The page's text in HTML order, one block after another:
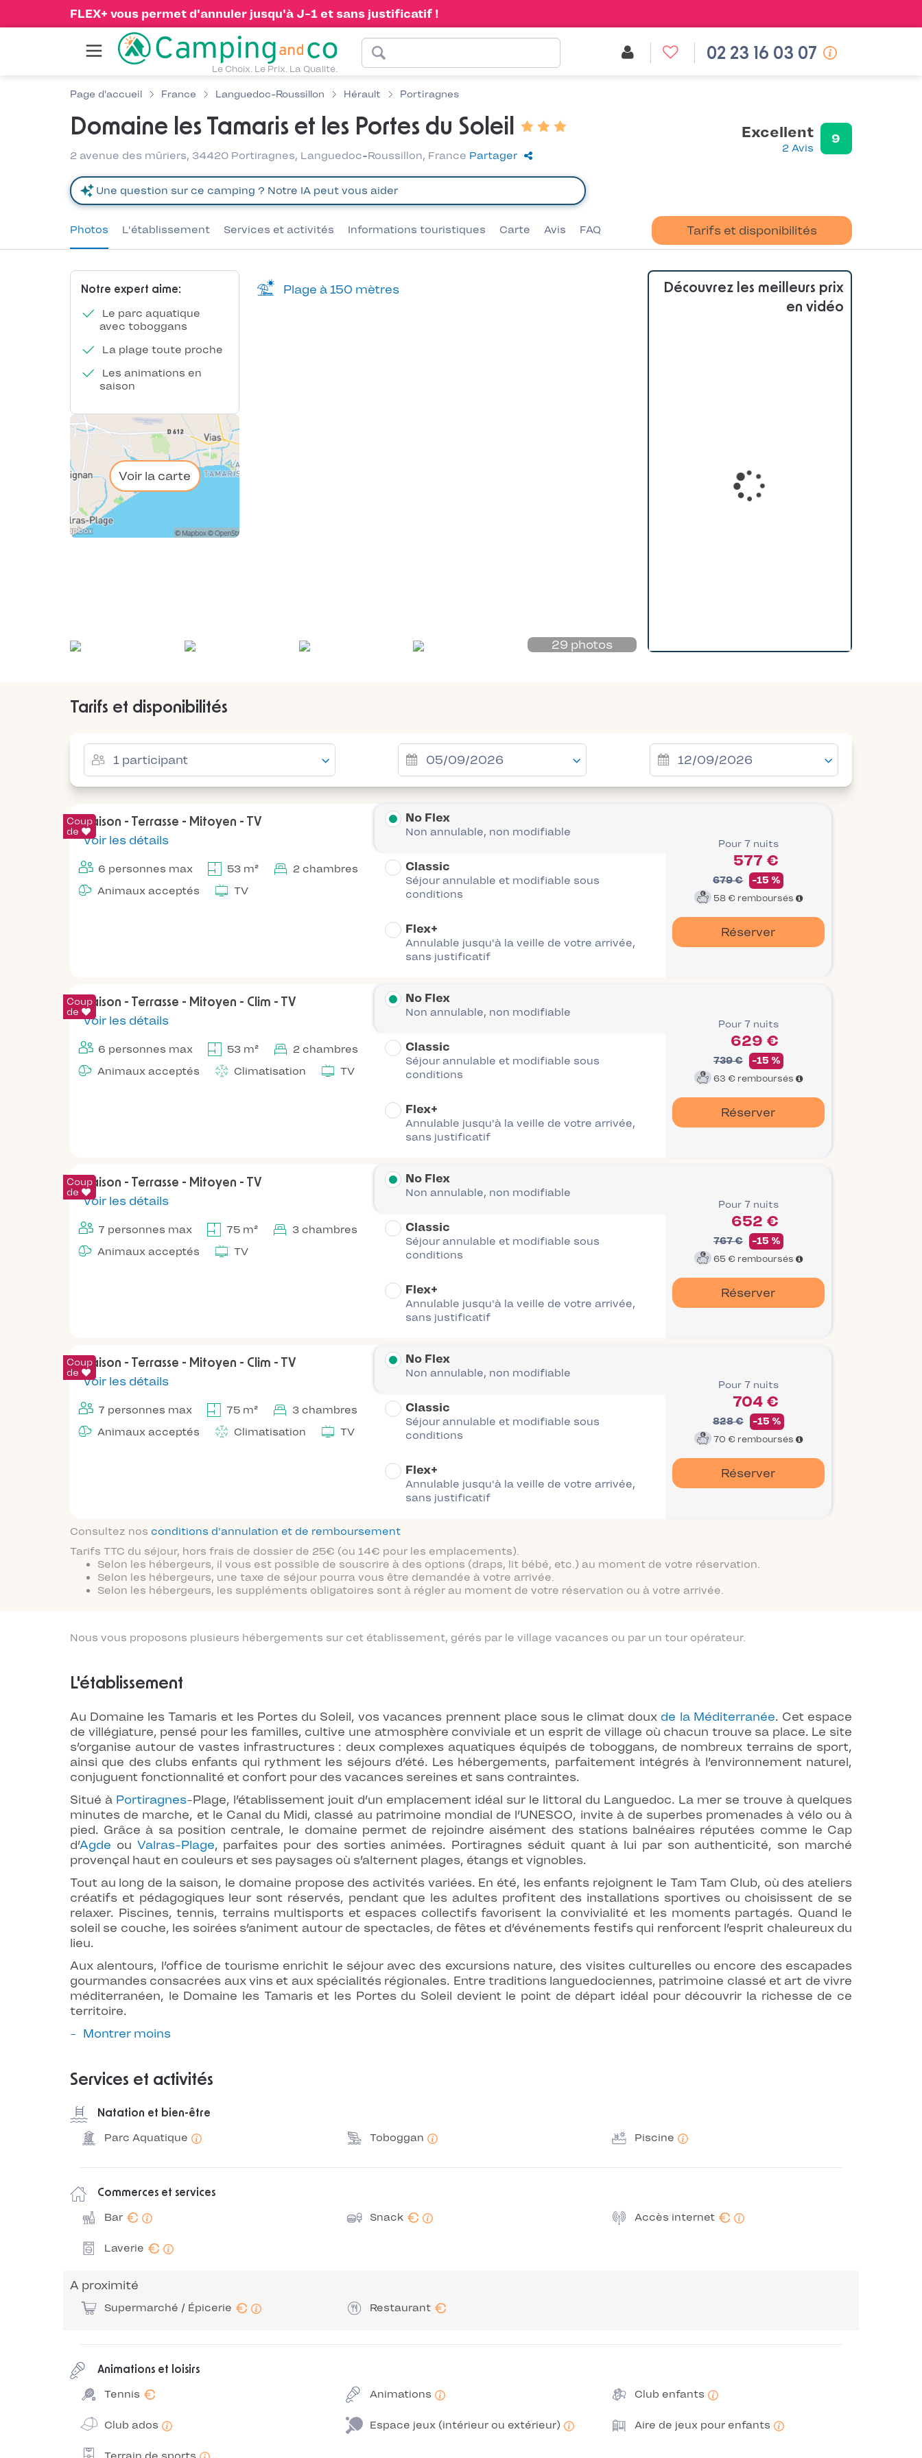
FLEX+ vous permet d'annuler jusqu'à J-1 et sans justificatif !
Le Choix. Le Prix. La Qualité.
02 23 16 03 07
Page d'accueil France Languedoc-Roussillon Hérault Portiragnes
Domaine les Tamaris et les Portes du Soleil
2 avenue des mûriers, 34420 Portiragnes, Languedoc-Roussillon, France Partager
Excellent
2 Avis
9
Photos L'établissement Services et activités Informations touristiques Carte Avis FAQ Tarifs et disponibilités
Notre expert aime:
Le parc aquatique
avec toboggans
La plage toute proche
Les animations en
saison
Voir la carte
Plage à 150 mètres
29 photos
Découvrez les meilleurs prix
en vidéo
Tarifs et disponibilités
Coup
de
Maison - Terrasse - Mitoyen - TV
Voir les détails
6 personnes max 53 m²
2 chambres
Animaux acceptés
TV
No Flex
Non annulable, non modifiable
Classic
Séjour annulable et modifiable sous
conditions
Flex+
Annulable jusqu'à la veille de votre arrivée,
sans justificatif
Pour 7 nuits
577 €
679 € -15 %
58 € remboursés
Réserver
Coup
de
Maison - Terrasse - Mitoyen - Clim - TV
Voir les détails
6 personnes max 53 m²
2 chambres
Animaux acceptés
Climatisation TV
No Flex
Non annulable, non modifiable
Classic
Séjour annulable et modifiable sous
conditions
Flex+
Annulable jusqu'à la veille de votre arrivée,
sans justificatif
Pour 7 nuits
629 €
739 € -15 %
63 € remboursés
Réserver
Coup
de
Maison - Terrasse - Mitoyen - TV
Voir les détails
7 personnes max 75 m²
3 chambres
Animaux acceptés
TV
No Flex
Non annulable, non modifiable
Classic
Séjour annulable et modifiable sous
conditions
Flex+
Annulable jusqu'à la veille de votre arrivée,
sans justificatif
Pour 7 nuits
652 €
767 € -15 %
65 € remboursés
Réserver
Coup
de
Maison - Terrasse - Mitoyen - Clim - TV
Voir les détails
7 personnes max 75 m²
3 chambres
Animaux acceptés
Climatisation TV
No Flex
Non annulable, non modifiable
Classic
Séjour annulable et modifiable sous
conditions
Flex+
Annulable jusqu'à la veille de votre arrivée,
sans justificatif
Pour 7 nuits
704 €
828 € -15 %
70 € remboursés
Réserver
Consultez nos conditions d'annulation et de remboursement
Tarifs TTC du séjour, hors frais de dossier de 25€ (ou 14€ pour les emplacements).
Selon les hébergeurs, il vous est possible de souscrire à des options (draps, lit bébé, etc.) au moment de votre réservation.
Selon les hébergeurs, une taxe de séjour pourra vous être demandée à votre arrivée.
Selon les hébergeurs, les suppléments obligatoires sont à régler au moment de votre réservation ou à votre arrivée.
Nous vous proposons plusieurs hébergements sur cet établissement, gérés par le village vacances ou par un tour opérateur.
L'établissement
Au Domaine les Tamaris et les Portes du Soleil, vos vacances prennent place sous le climat doux de la Méditerranée. Cet espace
de villégiature, pensé pour les familles, cultive une atmosphère conviviale et un esprit de village où chacun trouve sa place. Le site
s’organise autour de vastes infrastructures : deux complexes aquatiques équipés de toboggans, de nombreux terrains de sport,
ainsi que des clubs enfants qui rythment les séjours d’été. Les hébergements, parfaitement intégrés à l’environnement naturel,
conjuguent fonctionnalité et confort pour des vacances sereines et sans contraintes.
Situé à Portiragnes-Plage, l’établissement jouit d’un emplacement idéal sur le littoral du Languedoc. La mer se trouve à quelques
minutes de marche, et le Canal du Midi, classé au patrimoine mondial de l’UNESCO, invite à de superbes promenades à vélo ou à
pied. Grâce à sa position centrale, le domaine permet de rejoindre aisément des stations balnéaires réputées comme le Cap
d’Agde ou Valras-Plage, parfaites pour des sorties animées. Portiragnes séduit quant à lui par son authenticité, son marché
provençal haut en couleurs et ses paysages où s’alternent plages, étangs et vignobles.
Tout au long de la saison, le domaine propose des activités variées. En été, les enfants rejoignent le Tam Tam Club, où des ateliers
créatifs et pédagogiques leur sont réservés, pendant que les adultes profitent des installations sportives ou choisissent de se
relaxer. Piscines, tennis, terrains multisports et espaces collectifs favorisent la convivialité et les moments partagés. Quand le
soleil se couche, les soirées s’animent autour de spectacles, de fêtes et d’événements festifs qui renforcent l’esprit chaleureux du
lieu.
Aux alentours, l’office de tourisme enrichit le séjour avec des excursions nature, des visites culturelles ou encore des escapades
gourmandes consacrées aux vins et aux spécialités régionales. Entre traditions languedociennes, patrimoine classé et art de vivre
méditerranéen, le Domaine les Tamaris et les Portes du Soleil devient le point de départ idéal pour découvrir la richesse de ce
territoire.
Montrer moins
Services et activités
Natation et bien-être
Parc Aquatique Toboggan Piscine
Commerces et services
Bar € Snack € Accès internet €
Laverie €
A proximité
Supermarché / Épicerie € Restaurant €
Animations et loisirs
Tennis € Animations Club enfants
Club ados Espace jeux (intérieur ou extérieur) Aire de jeux pour enfants